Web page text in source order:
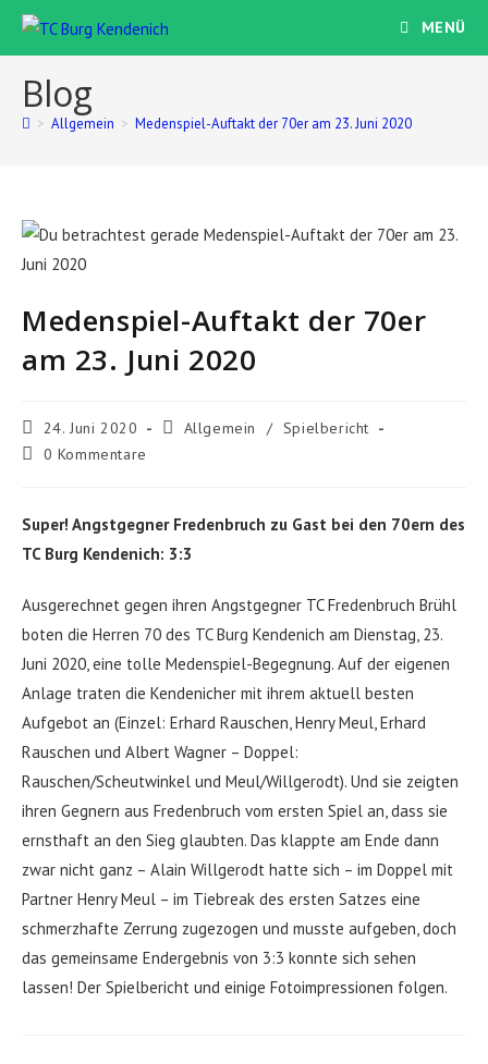
Zum
MENÜ
Blog
> Allgemein > Medenspiel-Auftakt der 70er am 23. Juni 2020
Medenspiel-Auftakt der 70er
am 23. Juni 2020
Beitrag
veröffentlicht:
24. Juni 2020
Beitrags-
Allgemein / Spielbericht
Beitrags-
0 Kommentare
Super! Angstgegner Fredenbruch zu Gast bei den 70ern des
TC Burg Kendenich: 3:3
Ausgerechnet gegen ihren Angstgegner TC Fredenbruch Brühl
boten die Herren 70 des TC Burg Kendenich am Dienstag, 23.
Juni 2020, eine tolle Medenspiel-Begegnung. Auf der eigenen
Anlage traten die Kendenicher mit ihrem aktuell besten
Aufgebot an (Einzel: Erhard Rauschen, Henry Meul, Erhard
Rauschen und Albert Wagner – Doppel:
Rauschen/Scheutwinkel und Meul/Willgerodt). Und sie zeigten
ihren Gegnern aus Fredenbruch vom ersten Spiel an, dass sie
ernsthaft an den Sieg glaubten. Das klappte am Ende dann
zwar nicht ganz – Alain Willgerodt hatte sich – im Doppel mit
Partner Henry Meul – im Tiebreak des ersten Satzes eine
schmerzhafte Zerrung zugezogen und musste aufgeben, doch
das gemeinsame Endergebnis von 3:3 konnte sich sehen
lassen! Der Spielbericht und einige Fotoimpressionen folgen.